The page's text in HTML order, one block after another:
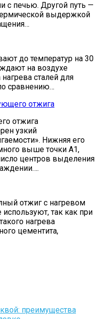
с печью. Другой путь —
выдержкой
до температур на 30
на воздухе
сталей для
сравнению…
отжига
отжига
узкий
Нижняя его
выше точки А1,
центров выделения
отжиг с нагревом
так как при
нагрева
цементита,
преимущества